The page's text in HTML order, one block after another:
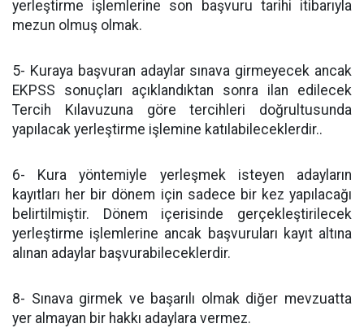
yerleştirme işlemlerine son başvuru tarihi itibarıyla
mezun olmuş olmak.
5- Kuraya başvuran adaylar sınava girmeyecek ancak
EKPSS sonuçları açıklandıktan sonra ilan edilecek
Tercih Kılavuzuna göre tercihleri doğrultusunda
yapılacak yerleştirme işlemine katılabileceklerdir..
6- Kura yöntemiyle yerleşmek isteyen adayların
kayıtları her bir dönem için sadece bir kez yapılacağı
belirtilmiştir. Dönem içerisinde gerçekleştirilecek
yerleştirme işlemlerine ancak başvuruları kayıt altına
alınan adaylar başvurabileceklerdir.
8- Sınava girmek ve başarılı olmak diğer mevzuatta
yer almayan bir hakkı adaylara vermez.